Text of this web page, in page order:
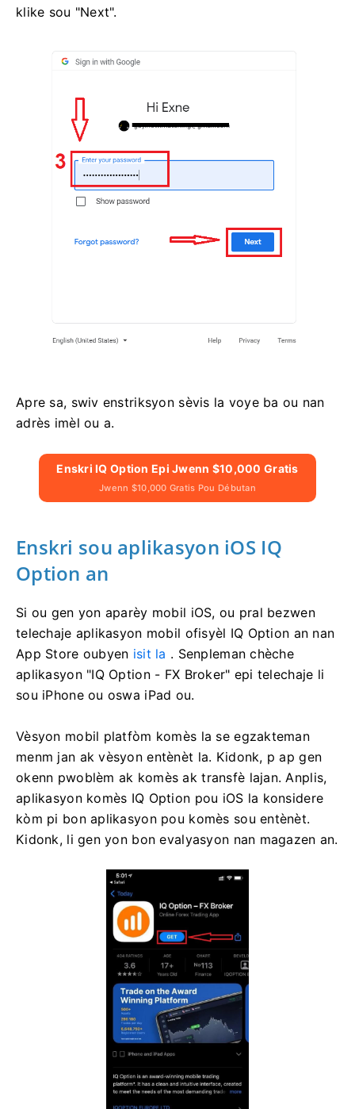
klike sou "Next".
Apre sa, swiv enstriksyon sèvis la voye ba ou nan
adrès imèl ou a.
Enskri IQ Option Epi Jwenn $10,000 Gratis
Jwenn $10,000 Gratis Pou Débutan
Enskri sou aplikasyon iOS IQ
Option an
Si ou gen yon aparèy mobil iOS, ou pral bezwen
telechaje aplikasyon mobil ofisyèl IQ Option an nan
App Store oubyen isit la . Senpleman chèche
aplikasyon "IQ Option - FX Broker" epi telechaje li
sou iPhone ou oswa iPad ou.
Vèsyon mobil platfòm komès la se egzakteman
menm jan ak vèsyon entènèt la. Kidonk, p ap gen
okenn pwoblèm ak komès ak transfè lajan. Anplis,
aplikasyon komès IQ Option pou iOS la konsidere
kòm pi bon aplikasyon pou komès sou entènèt.
Kidonk, li gen yon bon evalyasyon nan magazen an.